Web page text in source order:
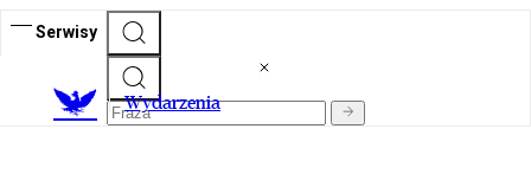
Serwisy
Wydarzenia